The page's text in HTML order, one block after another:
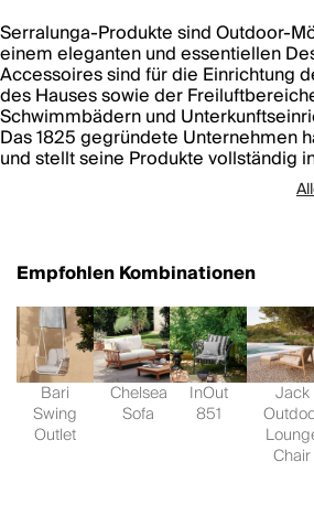
Serralunga-Produkte sind Outdoor-
einem eleganten und essentiellen
Accessoires sind für die Einrichtung
des Hauses sowie der
Schwimmbädern und
Das 1825 gegründete Unternehmen
und stellt seine Produkte vollständig
Empfohlen Kombinationen
Bari
Swing
Outlet
Chelsea
Sofa
InOut
851
Jack
Chair